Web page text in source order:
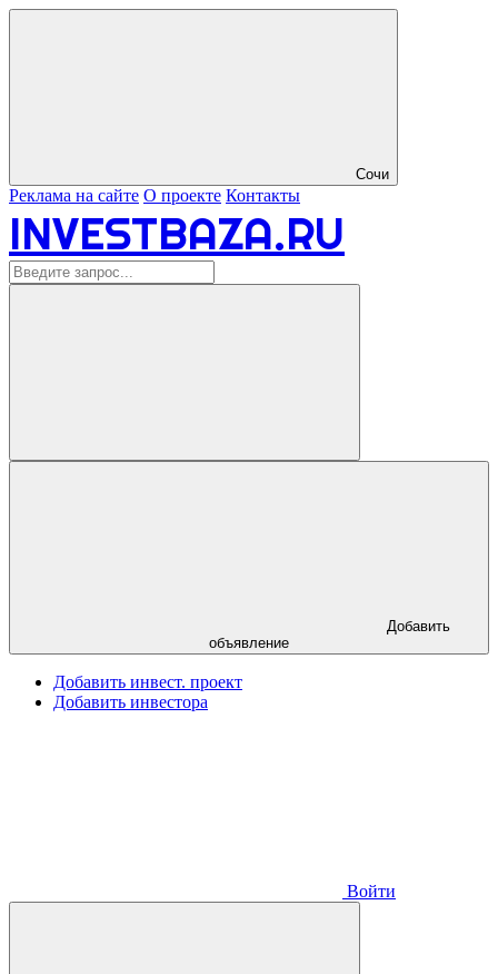
Сочи
Реклама на сайте О проекте Контакты
INVESTBAZA.RU
объявление
Добавить инвест. проект
Добавить инвестора
Войти